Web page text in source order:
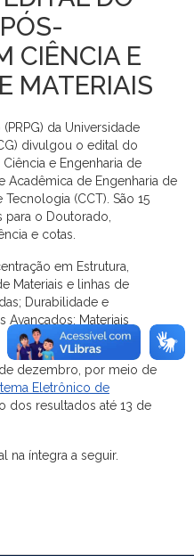
CIÊNCIA E
MATERIAIS
da Universidade
divulgou o edital do
e Engenharia de
Acadêmica de Engenharia de
(CCT). São 15
para o Doutorado,
e cotas.
em Estrutura,
Materiais e linhas de
Durabilidade e
Avançados; Materiais
dezembro, por meio de
Eletrônico de
dos resultados até 13 de
na íntegra a seguir.